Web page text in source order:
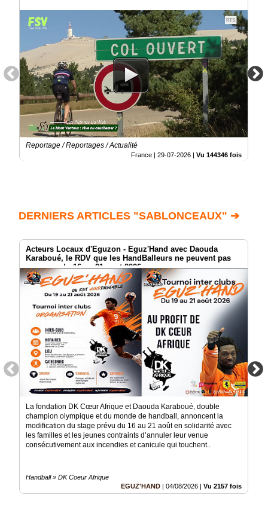
Reportage / Reportages / Actualité
France | 29-07-2026 | Vu 144346 fois
DERNIERS ARTICLES "SABLONCEAUX" ➔
Acteurs Locaux d'Eguzon - Eguz'Hand avec Daouda
Karaboué, le RDV que les HandBalleurs ne peuvent pas
manquer du 16 au 21 aout 2026
La fondation DK Cœur Afrique et Daouda Karaboué, double
champion olympique et du monde de handball, annoncent la
modification du stage prévu du 16 au 21 août en solidarité avec
les familles et les jeunes contraints d’annuler leur venue
consécutivement aux incendies et canicule qui touchent..
Handball » DK Coeur Afrique
EGUZ'HAND | 04/08/2026 | Vu 2157 fois